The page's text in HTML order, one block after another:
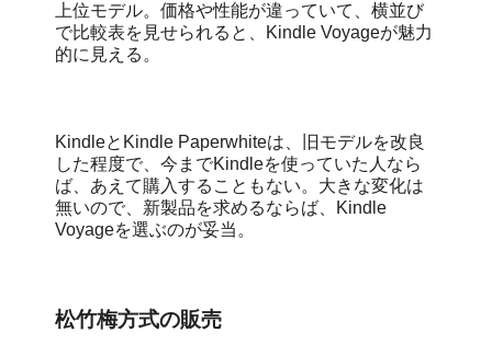
上位モデル。価格や性能が違っていて、横並び
で比較表を見せられると、Kindle Voyageが魅力
的に見える。
KindleとKindle Paperwhiteは、旧モデルを改良
した程度で、今までKindleを使っていた人なら
ば、あえて購入することもない。大きな変化は
無いので、新製品を求めるならば、Kindle
Voyageを選ぶのが妥当。
松竹梅方式の販売